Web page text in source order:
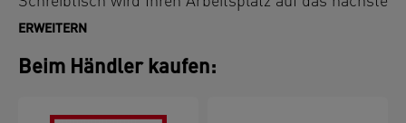
Level bringen. Das kompakte Design mit einer
flexiblen Einsatz und als temporärer Schreibtisch
ERWEITERN
Beim Händler kaufen: